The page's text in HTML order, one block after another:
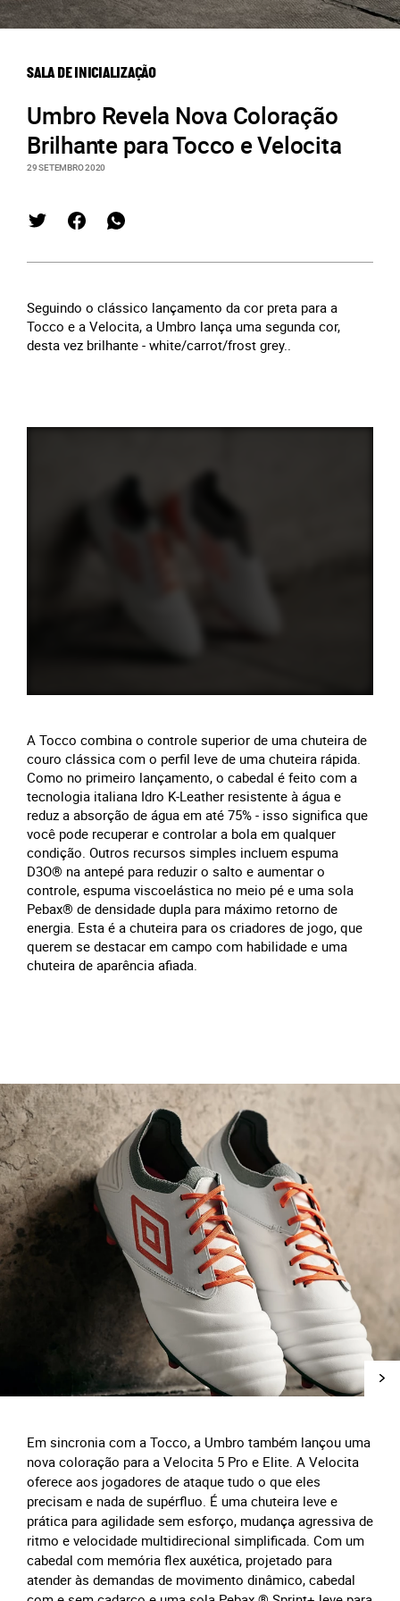
SALA DE INICIALIZAÇÃO
Umbro Revela Nova Coloração
Brilhante para Tocco e Velocita
29 SETEMBRO 2020
Seguindo o clássico lançamento da cor preta para a
Tocco e a Velocita, a Umbro lança uma segunda cor,
desta vez brilhante - white/carrot/frost grey..
A Tocco combina o controle superior de uma chuteira de
couro clássica com o perfil leve de uma chuteira rápida.
Como no primeiro lançamento, o cabedal é feito com a
tecnologia italiana Idro K-Leather resistente à água e
reduz a absorção de água em até 75% - isso significa que
você pode recuperar e controlar a bola em qualquer
condição. Outros recursos simples incluem espuma
D3O® na antepé para reduzir o salto e aumentar o
controle, espuma viscoelástica no meio pé e uma sola
Pebax® de densidade dupla para máximo retorno de
energia. Esta é a chuteira para os criadores de jogo, que
querem se destacar em campo com habilidade e uma
chuteira de aparência afiada.
Em sincronia com a Tocco, a Umbro também lançou uma
nova coloração para a Velocita 5 Pro e Elite. A Velocita
oferece aos jogadores de ataque tudo o que eles
precisam e nada de supérfluo. É uma chuteira leve e
prática para agilidade sem esforço, mudança agressiva de
ritmo e velocidade multidirecional simplificada. Com um
cabedal com memória flex auxética, projetado para
atender às demandas de movimento dinâmico, cabedal